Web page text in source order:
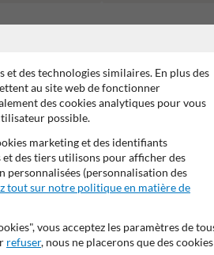
Stratifé anti-graffiti 99%
des technologies similaires. En plus des
au site web de fonctionner
des cookies analytiques pour vous
possible.
marketing et des identifiants
des tiers utilisons pour afficher des
personnalisées (personnalisation des
tout sur notre politique en matière de
vous acceptez les paramètres de
refuser, nous ne placerons que des cookies